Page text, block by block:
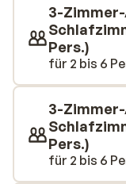
Toussuire, St
ist es
out-Adresse liegt
nach einem Tag
oder einen Abend
3-
Pers.)
für 2 bis 6
3-
Pers.)
für 2 bis 6